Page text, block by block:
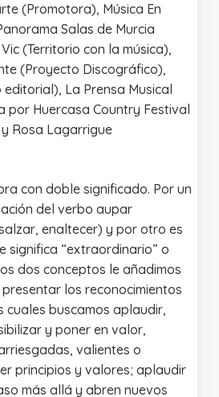
(Promotora), Música En
Salas de Murcia
(Territorio con la música),
(Proyecto Discográfico),
La Prensa Musical
por Huercasa Country Festival
Rosa Lagarrigue
con doble significado. Por un
del verbo aupar
enaltecer) y por otro es
significa “extraordinario” o
dos conceptos le añadimos
los reconocimientos
cuales buscamos aplaudir,
y poner en valor,
valientes o
principios y valores; aplaudir
más allá y abren nuevos